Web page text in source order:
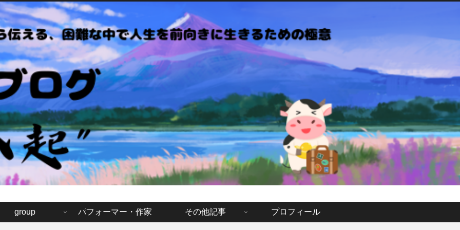
カクブログ「七転八起」
group パフォーマー・作家 その他記事 プロフィール